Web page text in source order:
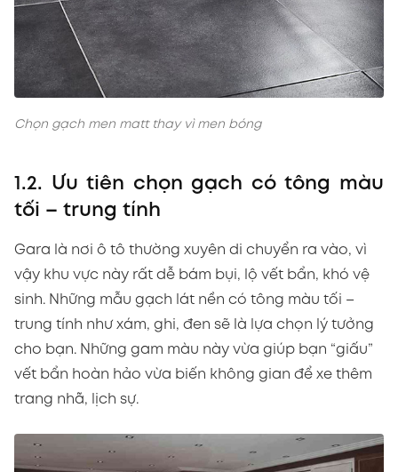
Chọn gạch men matt thay vì men bóng
1.2. Ưu tiên chọn gạch có tông màu
tối – trung tính
Gara là nơi ô tô thường xuyên di chuyển ra vào, vì
vậy khu vực này rất dễ bám bụi, lộ vết bẩn, khó vệ
sinh. Những mẫu gạch lát nền có tông màu tối –
trung tính như xám, ghi, đen sẽ là lựa chọn lý tưởng
cho bạn. Những gam màu này vừa giúp bạn “giấu”
vết bẩn hoàn hảo vừa biến không gian để xe thêm
trang nhã, lịch sự.